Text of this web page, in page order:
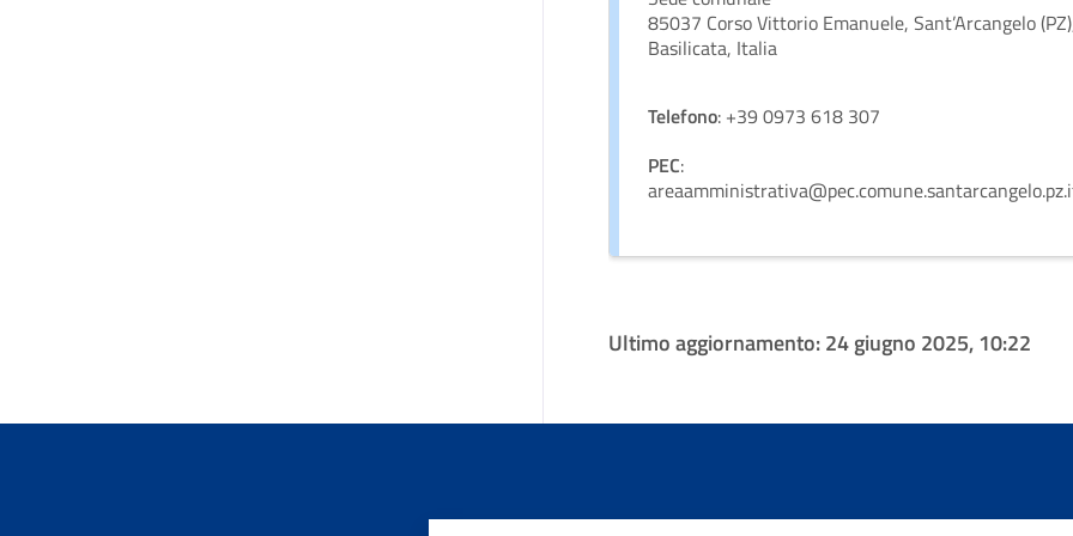
85037 Corso Vittorio Emanuele, Sant’Arcangelo
Basilicata, Italia
Telefono: +39 0973 618 307
PEC:
Ultimo aggiornamento:24 giugno 2025, 10:22